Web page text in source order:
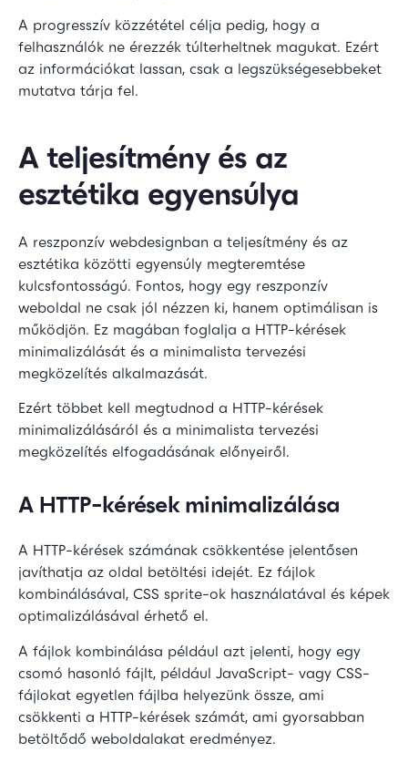
A progresszív közzététel célja pedig, hogy a
felhasználók ne érezzék túlterheltnek magukat. Ezért
az információkat lassan, csak a legszükségesebbeket
mutatva tárja fel.
A teljesítmény és az
esztétika egyensúlya
A reszponzív webdesignban a teljesítmény és az
esztétika közötti egyensúly megteremtése
kulcsfontosságú. Fontos, hogy egy reszponzív
weboldal ne csak jól nézzen ki, hanem optimálisan is
működjön. Ez magában foglalja a HTTP-kérések
minimalizálását és a minimalista tervezési
megközelítés alkalmazását.
Ezért többet kell megtudnod a HTTP-kérések
minimalizálásáról és a minimalista tervezési
megközelítés elfogadásának előnyeiről.
A HTTP-kérések minimalizálása
A HTTP-kérések számának csökkentése jelentősen
javíthatja az oldal betöltési idejét. Ez fájlok
kombinálásával, CSS sprite-ok használatával és képek
optimalizálásával érhető el.
A fájlok kombinálása például azt jelenti, hogy egy
csomó hasonló fájlt, például JavaScript- vagy CSS-
fájlokat egyetlen fájlba helyezünk össze, ami
csökkenti a HTTP-kérések számát, ami gyorsabban
betöltődő weboldalakat eredményez.